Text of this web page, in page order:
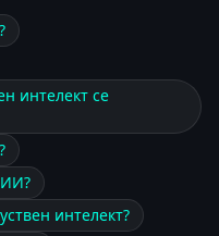
интелект се
ИИ?
интелект?